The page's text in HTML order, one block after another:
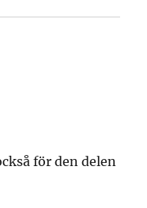
för den delen